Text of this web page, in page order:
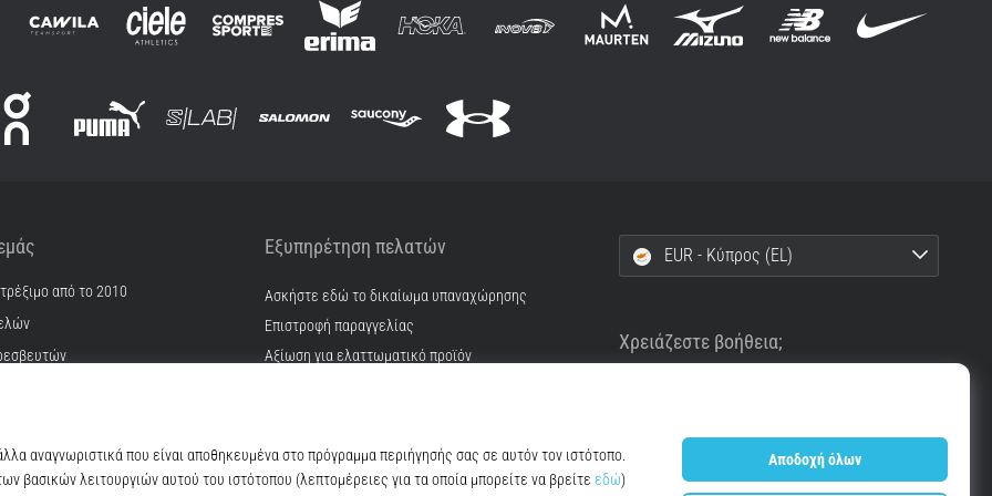
από το 2010
Εξυπηρέτηση πελατών
Ασκήστε εδώ το δικαίωμα υπαναχώρησης
Επιστροφή παραγγελίας
Αξίωση για ελαττωματικό προϊόν
Επικοινωνία
Συχνές ερωτήσεις
EUR - Κύπρος (EL)
Χρειάζεστε βοήθεια;
info@top4running.cy